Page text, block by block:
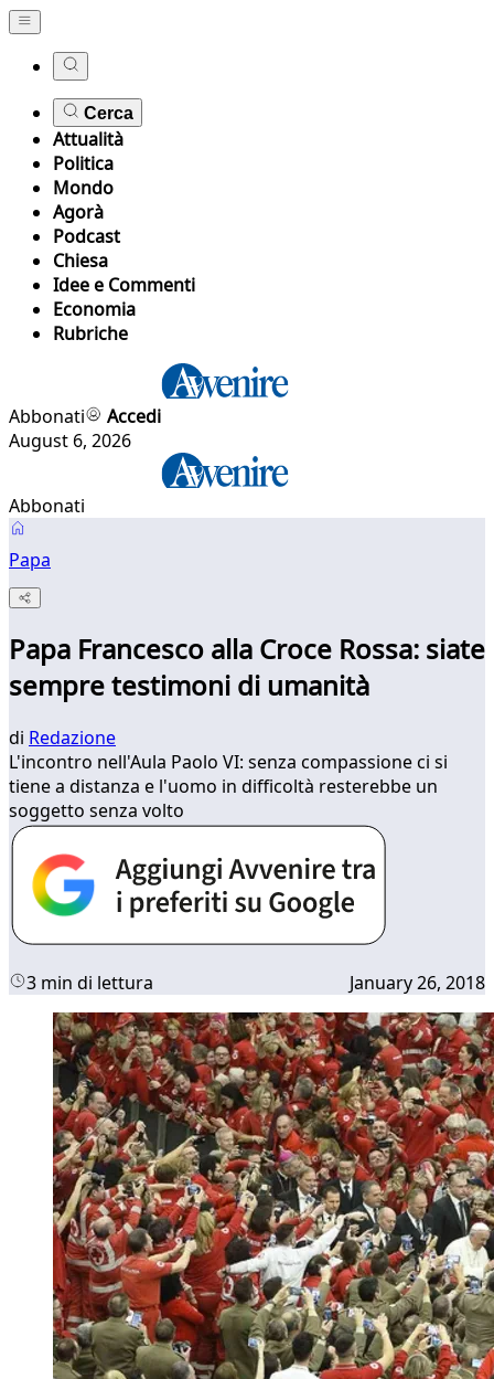
Cerca
Attualità
Politica
Mondo
Agorà
Podcast
Chiesa
Idee e Commenti
Economia
Rubriche
Abbonati
Accedi
August 6, 2026
Abbonati
Papa
Papa Francesco alla Croce Rossa: siate
sempre testimoni di umanità
di Redazione
L'incontro nell'Aula Paolo VI: senza compassione ci si
tiene a distanza e l'uomo in difficoltà resterebbe un
soggetto senza volto
3 min di lettura January 26, 2018